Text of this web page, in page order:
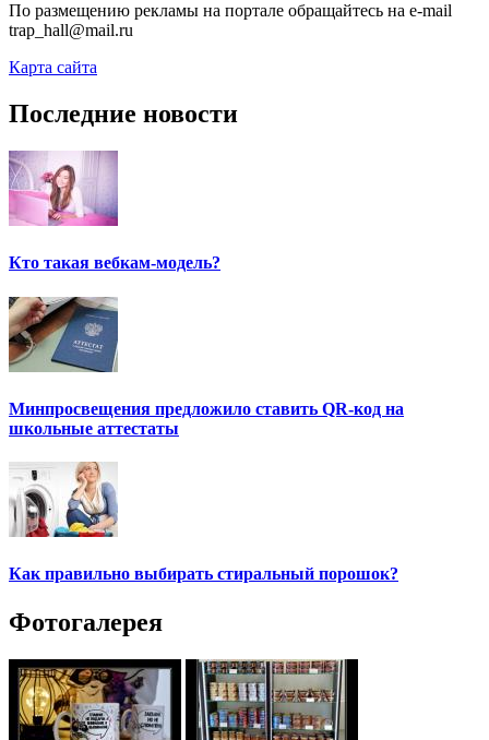
По размещению рекламы на портале обращайтесь на e-mail
trap_hall@mail.ru
Карта сайта
Последние новости
Кто такая вебкам-модель?
Минпросвещения предложило ставить QR-код на
школьные аттестаты
Как правильно выбирать стиральный порошок?
Фотогалерея